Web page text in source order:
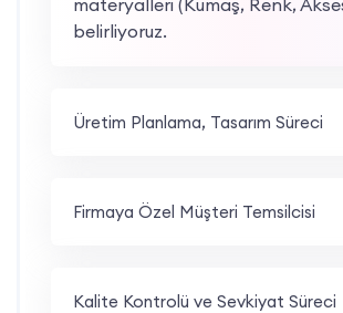
belirliyoruz.
Üretim Planlama, Tasarım Süreci
Firmaya Özel Müşteri Temsilcisi
Kalite Kontrolü ve Sevkiyat Süreci